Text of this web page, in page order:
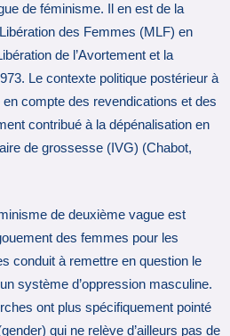
de féminisme. Il en est de la
des Femmes (MLF) en
de l’Avortement et la
Le contexte politique postérieur à
compte des revendications et des
contribué à la dépénalisation en
de grossesse (IVG) (Chabot,
de deuxième vague est
des femmes pour les
conduit à remettre en question le
système d’oppression masculine.
ont plus spécifiquement pointé
qui ne relève d’ailleurs pas de